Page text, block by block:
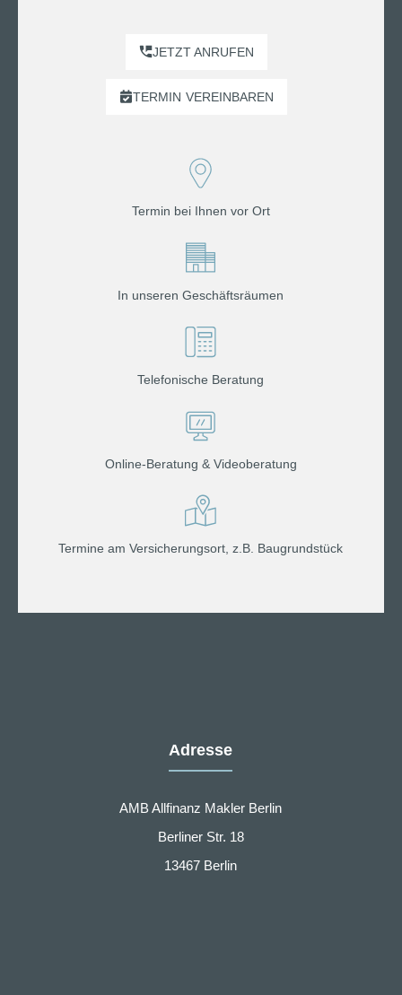
JETZT ANRUFEN
TERMIN VEREINBAREN
Termin bei Ihnen vor Ort
In unseren Geschäftsräumen
Telefonische Beratung
Online-Beratung & Videoberatung
Termine am Versicherungsort, z.B. Baugrundstück
Adresse
AMB Allfinanz Makler Berlin
Berliner Str. 18
13467 Berlin